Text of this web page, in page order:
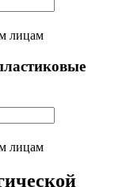
лицам
лицам